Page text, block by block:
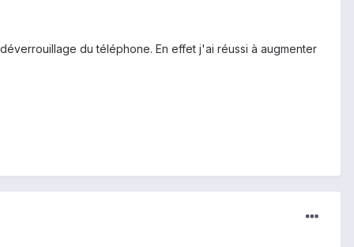
du téléphone. En effet j'ai réussi à augmenter